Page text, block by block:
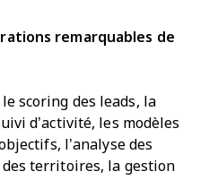
remarquables de
scoring des leads, la
d’activité, les modèles
l’analyse des
territoires, la gestion